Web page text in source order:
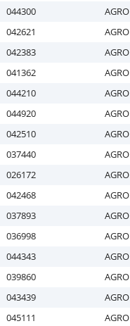
044300
AGRO
042621
AGRO
042383
AGRO
041362
AGRO
044210
AGRO
044920
AGRO
042510
AGRO
037440
AGRO
026172
AGRO
042468
AGRO
037893
AGRO
036998
AGRO
044343
AGRO
039860
AGRO
043439
AGRO
045111
AGRO